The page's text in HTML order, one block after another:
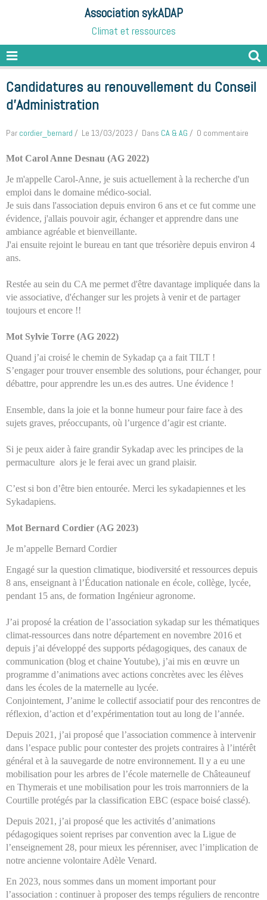
Association sykADAP
Climat et ressources
Candidatures au renouvellement du Conseil
d'Administration
Par cordier_bernard Le 13/03/2023 Dans CA & AG 0 commentaire
Mot Carol Anne Desnau (AG 2022)
Je m'appelle Carol-Anne, je suis actuellement à la recherche d'un
emploi dans le domaine médico-social.
Je suis dans l'association depuis environ 6 ans et ce fut comme une
évidence, j'allais pouvoir agir, échanger et apprendre dans une
ambiance agréable et bienveillante.
J'ai ensuite rejoint le bureau en tant que trésorière depuis environ 4
ans.
Restée au sein du CA me permet d'être davantage impliquée dans la
vie associative, d'échanger sur les projets à venir et de partager
toujours et encore !!
Mot Sylvie Torre (AG 2022)
Quand j’ai croisé le chemin de Sykadap ça a fait TILT !
S’engager pour trouver ensemble des solutions, pour échanger, pour
débattre, pour apprendre les un.es des autres. Une évidence !
Ensemble, dans la joie et la bonne humeur pour faire face à des
sujets graves, préoccupants, où l’urgence d’agir est criante.
Si je peux aider à faire grandir Sykadap avec les principes de la
permaculture alors je le ferai avec un grand plaisir.
C’est si bon d’être bien entourée. Merci les sykadapiennes et les
Sykadapiens.
Mot Bernard Cordier (AG 2023)
Je m’appelle Bernard Cordier
Engagé sur la question climatique, biodiversité et ressources depuis
8 ans, enseignant à l’Éducation nationale en école, collège, lycée,
pendant 15 ans, de formation Ingénieur agronome.
J’ai proposé la création de l’association sykadap sur les thématiques
climat-ressources dans notre département en novembre 2016 et
depuis j’ai développé des supports pédagogiques, des canaux de
communication (blog et chaine Youtube), j’ai mis en œuvre un
programme d’animations avec actions concrètes avec les élèves
dans les écoles de la maternelle au lycée.
Conjointement, J’anime le collectif associatif pour des rencontres de
réflexion, d’action et d’expérimentation tout au long de l’année.
Depuis 2021, j’ai proposé que l’association commence à intervenir
dans l’espace public pour contester des projets contraires à l’intérêt
général et à la sauvegarde de notre environnement. Il y a eu une
mobilisation pour les arbres de l’école maternelle de Châteauneuf
en Thymerais et une mobilisation pour les trois marronniers de la
Courtille protégés par la classification EBC (espace boisé classé).
Depuis 2021, j’ai proposé que les activités d’animations
pédagogiques soient reprises par convention avec la Ligue de
l’enseignement 28, pour mieux les pérenniser, avec l’implication de
notre ancienne volontaire Adèle Venard.
En 2023, nous sommes dans un moment important pour
l’association : continuer à proposer des temps réguliers de rencontre